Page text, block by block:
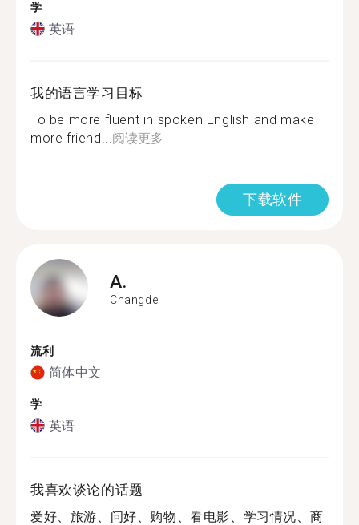
学
英语
我的语言学习目标
To be more fluent in spoken English and make
more friend... 阅读更多
下载软件
A.
Changde
流利
简体中文
学
英语
我喜欢谈论的话题
爱好、旅游、问好、购物、看电影、学习情况、商